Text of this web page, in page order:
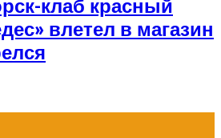
клаб красный
влетел в магазин